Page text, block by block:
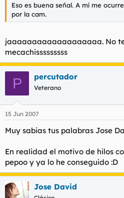
Eso es buena señal. A mí me
por la cam.
jaaaaaaaaaaaaaaaaaaa. No
mecachisssssssss
P percutador
Veterano
15 Jun 2007
Muy sabias tus palabras Jose
En realidad el motivo de hilos
pepoo y ya lo he conseguido :D
Jose David